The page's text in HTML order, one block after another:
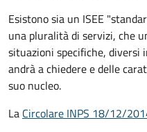
Esistono sia un ISEE
una pluralità di servizi, che
situazioni specifiche, diversi
andrà a chiedere e delle
suo nucleo.
La Circolare INPS 18/12/